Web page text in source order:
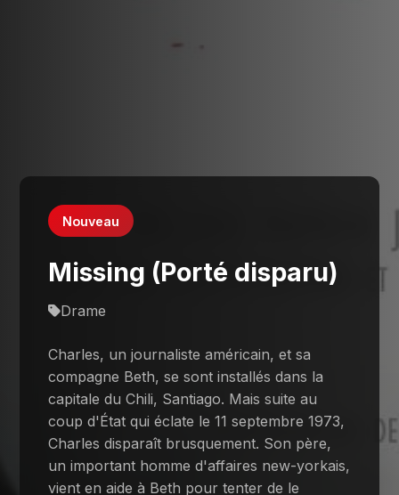
Nouveau
Missing (Porté disparu)
Drame
Charles, un journaliste américain, et sa
compagne Beth, se sont installés dans la
capitale du Chili, Santiago. Mais suite au
coup d'État qui éclate le 11 septembre 1973,
Charles disparaît brusquement. Son père,
un important homme d'affaires new-yorkais,
vient en aide à Beth pour tenter de le